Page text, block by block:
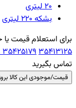
20 لیتری
بشکه 220 لیتری
برای استعلام قیمت
35413125
35425179
تماس بگیرید
قیمت/موجودی این کالا